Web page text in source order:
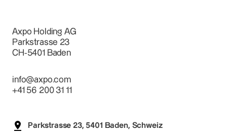
Axpo Holding AG
Parkstrasse 23
CH-5401 Baden
info@axpo.com
+41 56 200 31 11
Parkstrasse 23, 5401 Baden, Schweiz